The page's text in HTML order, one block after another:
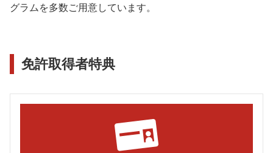
グラムを多数ご用意しています。
免許取得者特典